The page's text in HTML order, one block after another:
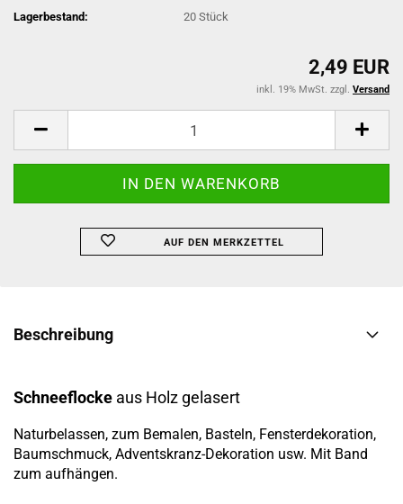
Lagerbestand: 20Stück
2,49 EUR
inkl. 19% MwSt. zzgl. Versand
AUF DEN MERKZETTEL
Beschreibung
Schneeflocke aus Holz gelasert
Naturbelassen, zum Bemalen, Basteln, Fensterdekoration,
Baumschmuck, Adventskranz-Dekoration usw. Mit Band
zum aufhängen.